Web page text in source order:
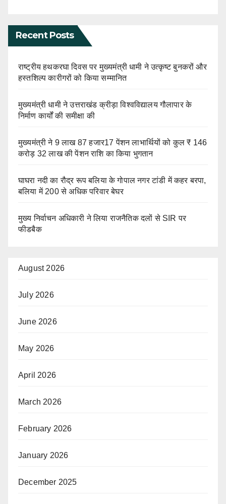
Recent Posts
राष्ट्रीय हथकरघा दिवस पर मुख्यमंत्री धामी ने उत्कृष्ट बुनकरों और
हस्तशिल्प कारीगरों को किया सम्मानित
मुख्यमंत्री धामी ने उत्तराखंड क्रीड़ा विश्वविद्यालय गौलापार के
निर्माण कार्यों की समीक्षा की
मुख्यमंत्री ने 9 लाख 87 हजार17 पेंशन लाभार्थियों को कुल ₹ 146
करोड़ 32 लाख की पेंशन राशि का किया भुगतान
घाघरा नदी का रौद्र रूप बलिया के गोपाल नगर टांडी में कहर बरपा,
बलिया में 200 से अधिक परिवार बेघर
मुख्य निर्वाचन अधिकारी ने लिया राजनैतिक दलों से SIR पर
फीडबैक
August 2026
July 2026
June 2026
May 2026
April 2026
March 2026
February 2026
January 2026
December 2025